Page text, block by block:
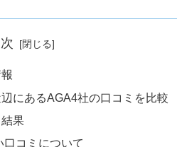
にあるAGA4社の口コミを比較
果
コミについて